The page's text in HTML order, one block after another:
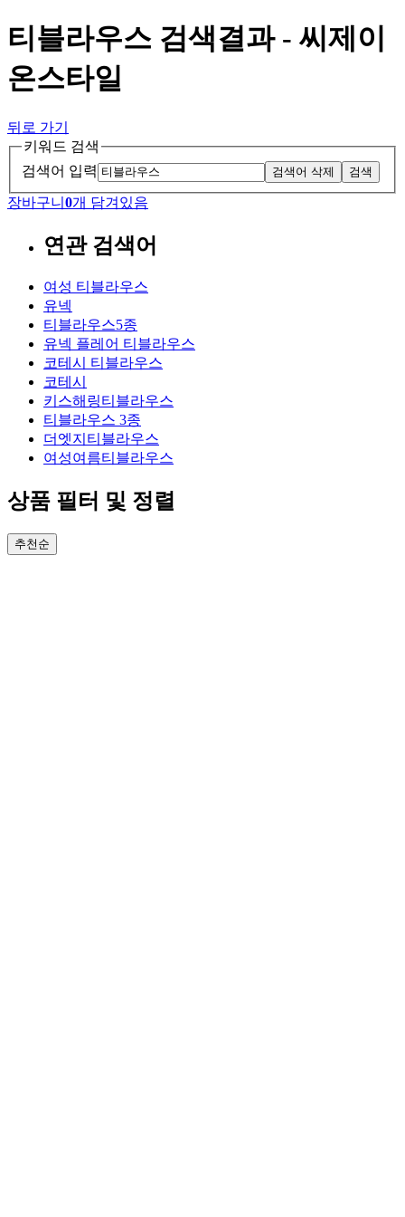
티블라우스 검색결과 - 씨제이
온스타일
뒤로 가기
키워드 검색
검색어 입력
검색어 삭제 검색
장바구니 0개 담겨있음
연관 검색어
여성 티블라우스
유넥
티블라우스5종
유넥 플레어 티블라우스
코테시 티블라우스
코테시
키스해링티블라우스
티블라우스 3종
더엣지티블라우스
여성여름티블라우스
상품 필터 및 정렬
추천순